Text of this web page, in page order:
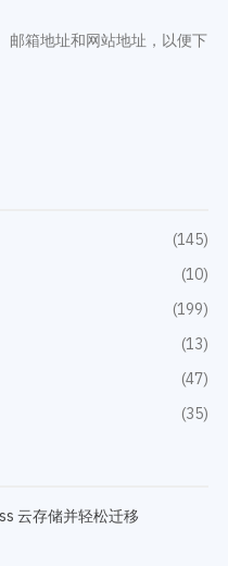
邮箱地址和网站地址，以便下
(145)
(10)
(199)
(13)
(47)
(35)
云存储并轻松迁移